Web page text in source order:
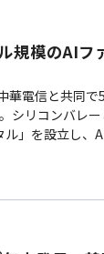
規模のAI
電信と共同で
シリコンバレ
」を設立し、
領域のスター
心を示してお